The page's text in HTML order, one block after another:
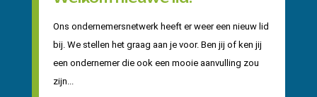
Ons ondernemersnetwerk heeft er weer een nieuw lid
bij. We stellen het graag aan je voor. Ben jij of ken jij
een ondernemer die ook een mooie aanvulling zou
zijn...